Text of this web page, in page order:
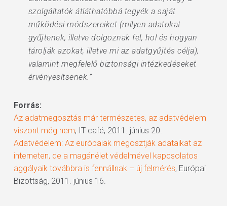
szolgáltatók átláthatóbbá tegyék a saját
működési módszereiket (milyen adatokat
gyűjtenek, illetve dolgoznak fel, hol és hogyan
tárolják azokat, illetve mi az adatgyűjtés célja),
valamint megfelelő biztonsági intézkedéseket
érvényesítsenek.”
Forrás:
Az adatmegosztás már természetes, az adatvédelem
viszont még nem, IT café, 2011. június 20.
Adatvédelem: Az európaiak megosztják adataikat az
interneten, de a magánélet védelmével kapcsolatos
aggályaik továbbra is fennállnak – új felmérés, Európai
Bizottság, 2011. június 16.